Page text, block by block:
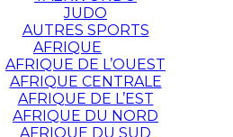
JUDO
AUTRES SPORTS
AFRIQUE
AFRIQUE DE L’OUEST
AFRIQUE CENTRALE
AFRIQUE DE L’EST
AFRIQUE DU NORD
AFRIQUE DU SUD